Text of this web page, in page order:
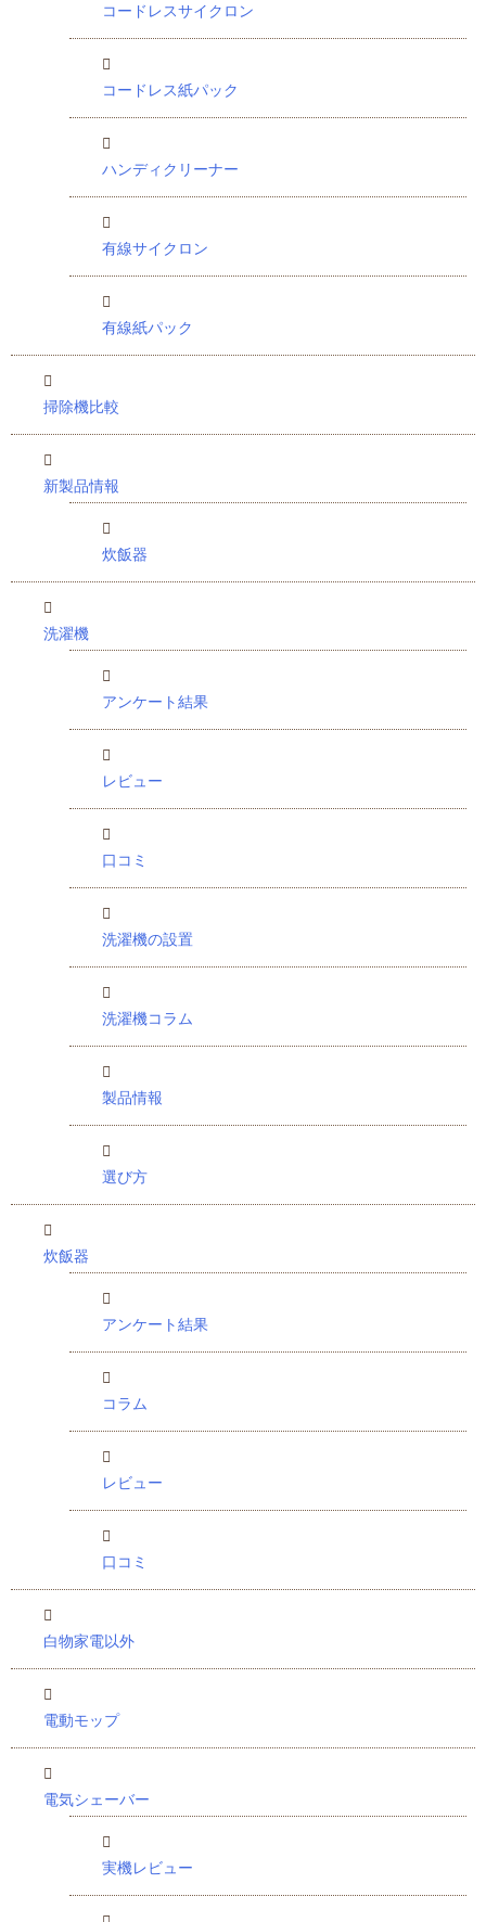
コードレスサイクロン
コードレス紙パック
ハンディクリーナー
有線サイクロン
有線紙パック
掃除機比較
新製品情報
炊飯器
洗濯機
アンケート結果
レビュー
口コミ
洗濯機の設置
洗濯機コラム
製品情報
選び方
炊飯器
アンケート結果
コラム
レビュー
口コミ
白物家電以外
電動モップ
電気シェーバー
実機レビュー